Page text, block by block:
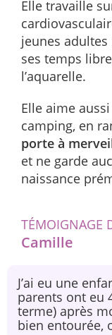
Elle travaille
jeunes
ses temps
l’aquarelle.
Elle aime
camping, en
porte à
et ne garde
naissance
TÉMOIGNAGE
Camille
J’ai eu une
parents ont eu
terme) après
bien entourée,